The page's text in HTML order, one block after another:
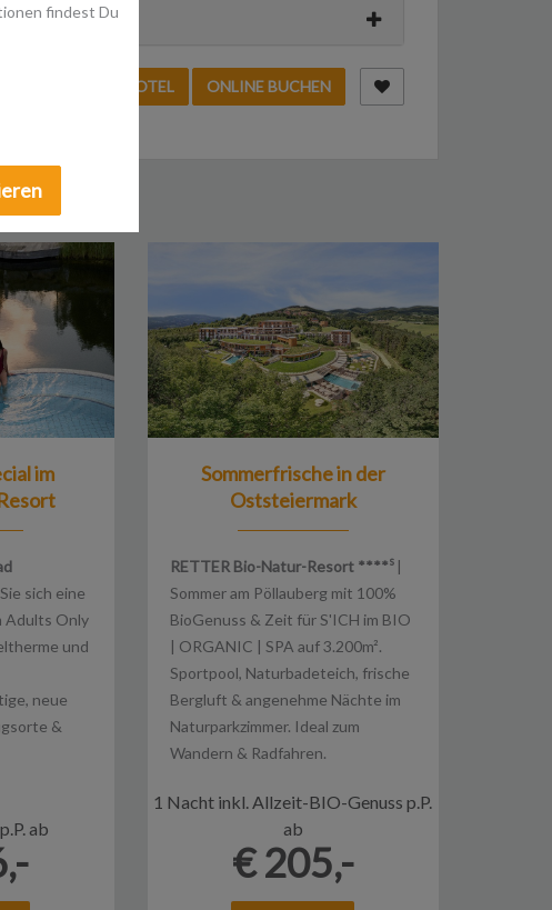
DIREKT AN DAS HOTEL ONLINE BUCHEN
im
sich eine
Adults Only
und
neue
&
ab
Sommerfrische in der
Oststeiermark
RETTER Bio-Natur-Resort ****s |
Sommer am Pöllauberg mit 100%
BioGenuss & Zeit für S'ICH im BIO
| ORGANIC | SPA auf 3.200m².
Sportpool, Naturbadeteich, frische
Bergluft & angenehme Nächte im
Naturparkzimmer. Ideal zum
Wandern & Radfahren.
1 Nacht inkl. Allzeit-BIO-Genuss p.P.
ab
€ 205,-
findest Du